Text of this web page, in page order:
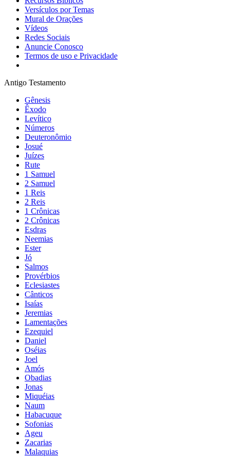
Versículos por Temas
Mural de Orações
Vídeos
Redes Sociais
Anuncie Conosco
Termos de uso e Privacidade
Antigo Testamento
Gênesis
Êxodo
Levítico
Números
Deuteronômio
Josué
Juízes
Rute
1 Samuel
2 Samuel
1 Reis
2 Reis
1 Crônicas
2 Crônicas
Esdras
Neemias
Ester
Jó
Salmos
Provérbios
Eclesiastes
Cânticos
Isaías
Jeremias
Lamentações
Ezequiel
Daniel
Oséias
Joel
Amós
Obadias
Jonas
Miquéias
Naum
Habacuque
Sofonias
Ageu
Zacarias
Malaquias